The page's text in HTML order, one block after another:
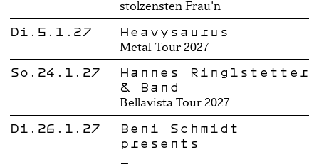
stolzensten Frau'n
Di.5.1.27 Heavysaurus
Metal-Tour 2027
So.24.1.27
Hannes Ringlstetter
& Band
Bellavista Tour 2027
Di.26.1.27
Beni Schmidt
presents